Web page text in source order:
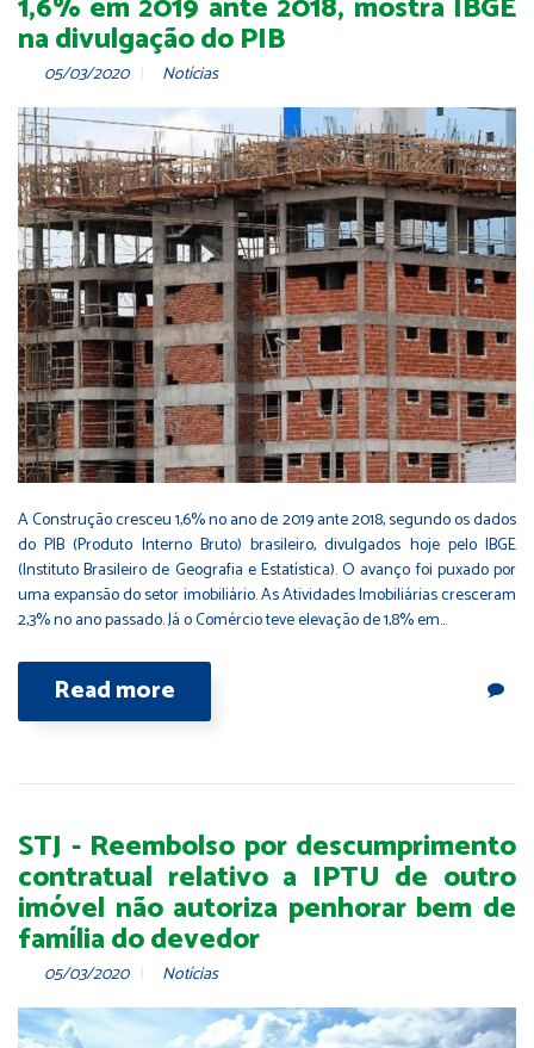
1,6% em 2019 ante 2018, mostra IBGE
na divulgação do PIB
05/03/2020 Notícias
A Construção cresceu 1,6% no ano de 2019 ante 2018, segundo os dados
do PIB (Produto Interno Bruto) brasileiro, divulgados hoje pelo IBGE
(Instituto Brasileiro de Geografia e Estatística). O avanço foi puxado por
uma expansão do setor imobiliário. As Atividades Imobiliárias cresceram
2,3% no ano passado. Já o Comércio teve elevação de 1,8% em…
Read more
STJ - Reembolso por descumprimento
contratual relativo a IPTU de outro
imóvel não autoriza penhorar bem de
família do devedor
05/03/2020 Notícias